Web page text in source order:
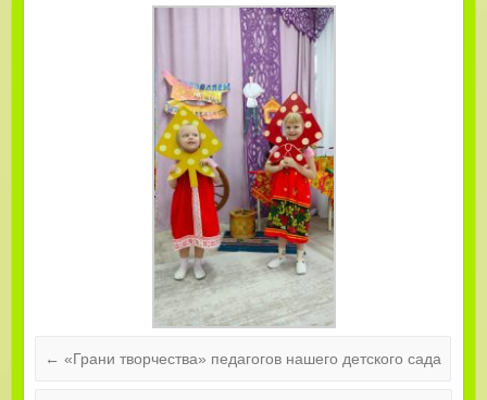
← «Грани творчества» педагогов нашего детского сада